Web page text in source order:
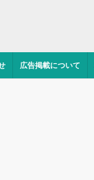
広告掲載について